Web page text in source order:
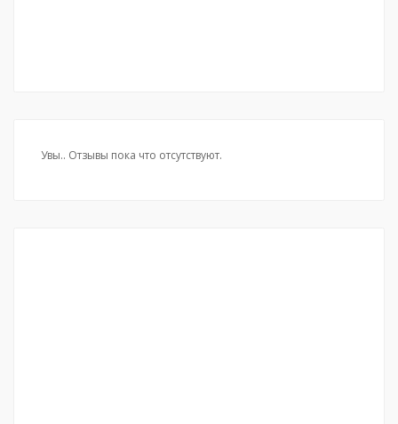
Увы.. Отзывы пока что отсутствуют.